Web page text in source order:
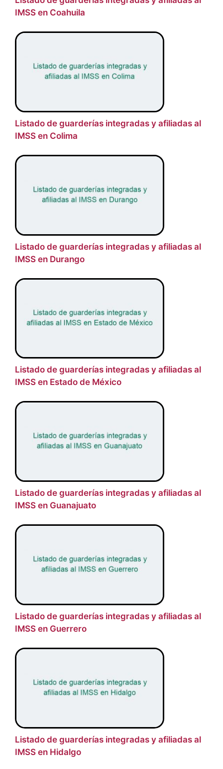
IMSS en Coahuila
Listado de guarderías integradas y afiliadas al
IMSS en Colima
Listado de guarderías integradas y afiliadas al
IMSS en Durango
Listado de guarderías integradas y afiliadas al
IMSS en Estado de México
Listado de guarderías integradas y afiliadas al
IMSS en Guanajuato
Listado de guarderías integradas y afiliadas al
IMSS en Guerrero
Listado de guarderías integradas y afiliadas al
IMSS en Hidalgo